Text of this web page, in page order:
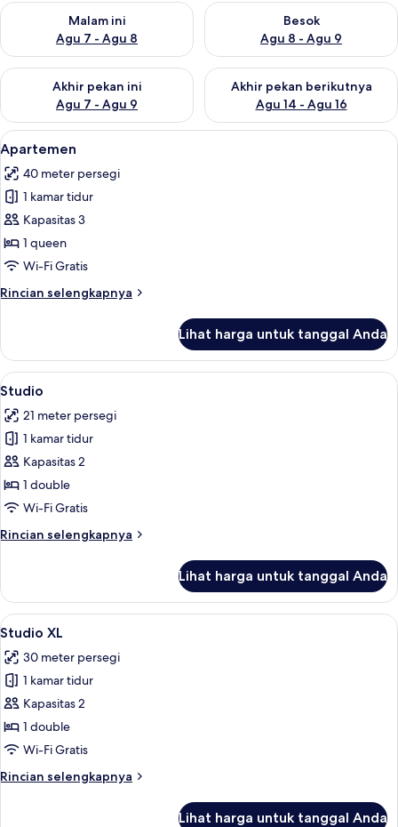
Malam ini
Agu 7 - Agu 8
Periksa ketersediaan untuk malam ini Agu 7 - Agu 8
Besok
Agu 8 - Agu 9
Periksa ketersediaan untuk
Akhir pekan ini
Agu 7 - Agu 9
Periksa ketersediaan untuk akhir pekan ini Agu 7 - Agu 9
Akhir pekan berikutnya
Agu 14 - Agu 16
Periksa ketersediaan untuk
Lihat
semua
foto
untuk
Apartemen
Apartemen | Seprai premium, meja
7
Apartemen
40 meter persegi
1 kamar tidur
Kapasitas 3
1 queen
Wi-Fi Gratis
Rincian selengkapnya
Rincian
Apartemen
Lihat harga untuk tanggal Anda
Lihat
semua
foto
untuk
Studio
Studio | Seprai premium, meja kerja,
6
Studio
21 meter persegi
1 kamar tidur
Kapasitas 2
1 double
Wi-Fi Gratis
Rincian selengkapnya
Rincian
Studio
Lihat harga untuk tanggal Anda
Lihat
semua
foto
untuk
Studio
XL
Studio XL | Seprai premium, meja
7
Studio XL
30 meter persegi
1 kamar tidur
Kapasitas 2
1 double
Wi-Fi Gratis
Rincian selengkapnya
Rincian
Lihat harga untuk tanggal Anda